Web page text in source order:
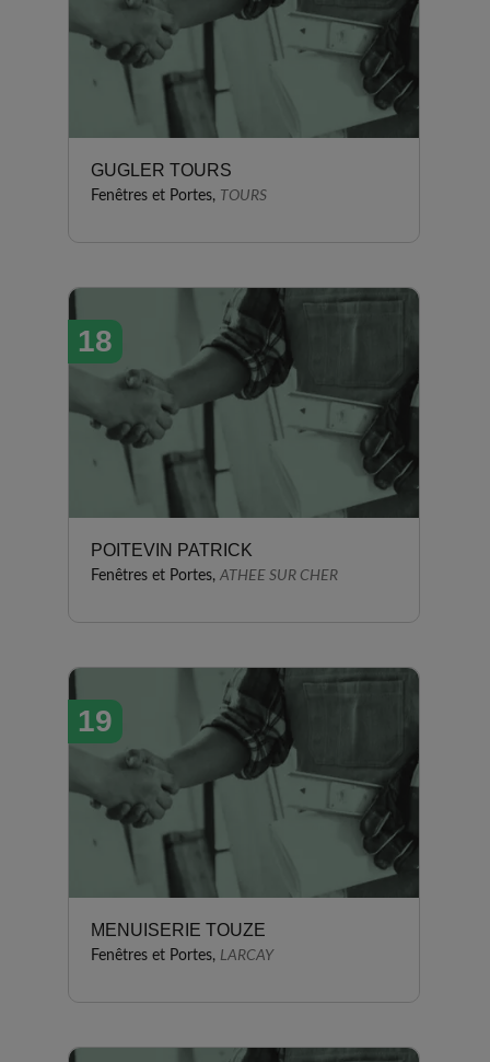
GUGLER TOURS
Fenêtres et Portes, TOURS
18
POITEVIN PATRICK
Fenêtres et Portes, ATHEE SUR CHER
19
MENUISERIE TOUZE
Fenêtres et Portes, LARCAY